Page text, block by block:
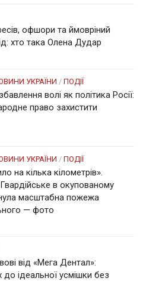
офшори та ймовріний
хто така Олена Дудар
УКРАЇНИ / ПОДІЇ
волі як політика Росії:
право захистити
УКРАЇНИ / ПОДІЇ
на кілька кілометрів».
в окупованому
масштабна пожежа
— фото
від «Мега Дентал»:
ідеальної усмішки без